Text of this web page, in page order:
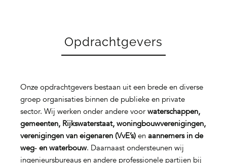
Opdrachtgevers
Onze opdrachtgevers bestaan uit een brede en diverse
groep organisaties binnen de publieke en private
sector. Wij werken onder andere voor waterschappen,
gemeenten, Rijkswaterstaat, woningbouwverenigingen,
verenigingen van eigenaren (VvE’s)en aannemers in de
weg‑ en waterbouw. Daarnaast ondersteunen wij
ingenieursbureaus en andere professionele partijen bij